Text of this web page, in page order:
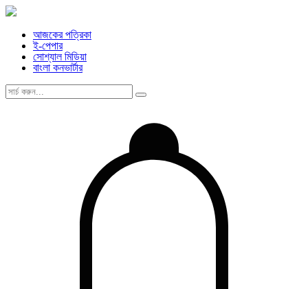
আজকের পত্রিকা
ই-পেপার
সোশ্যাল মিডিয়া
বাংলা কনভার্টার